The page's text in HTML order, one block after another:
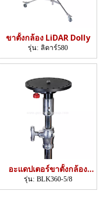
ขาตั้งกล้อง LiDAR Dolly
รุ่น: ลิดาร์580
อะแดปเตอร์ขาตั้งกล้อง
LiDAR
รุ่น: BLK360-5/8